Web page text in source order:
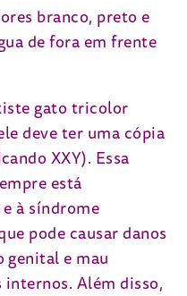
gato tricolor
deve ter uma cópia
XXY). Essa
está
à síndrome
pode causar danos
genital e mau
Além disso,